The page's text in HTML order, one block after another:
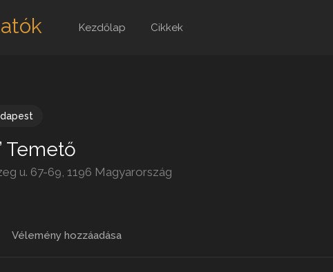
Kezdőlap Cikkek
Temető
u. 67-69, 1196 Magyarország
Vélemény hozzáadása